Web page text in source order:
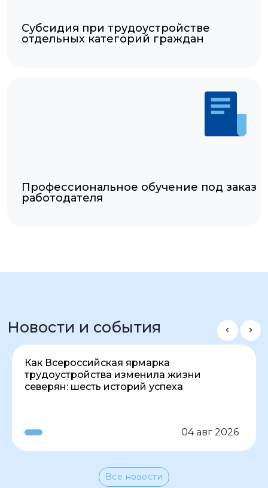
Субсидия при трудоустройстве
отдельных категорий граждан
Профессиональное обучение под заказ
работодателя
Новости и события
Как Всероссийская ярмарка
трудоустройства изменила жизни
северян: шесть историй успеха
04 авг 2026
Все новости